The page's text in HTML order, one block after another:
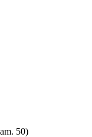
50)